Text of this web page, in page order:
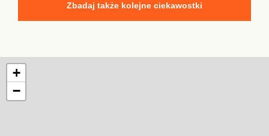
Zbadaj także kolejne ciekawostki
+
−